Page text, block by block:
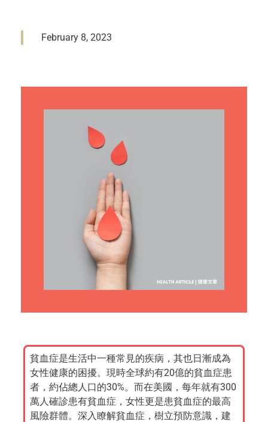
February 8, 2023
貧血症是生活中一種常見的疾病，其也日漸成為
女性健康的困擾。現時全球約有20億的貧血症患
者，約佔總人口的30%。而在美國，每年就有300
萬人確診患有貧血症，女性更是患貧血症的最高
風險群體。深入瞭解貧血症，樹立預防意識，建